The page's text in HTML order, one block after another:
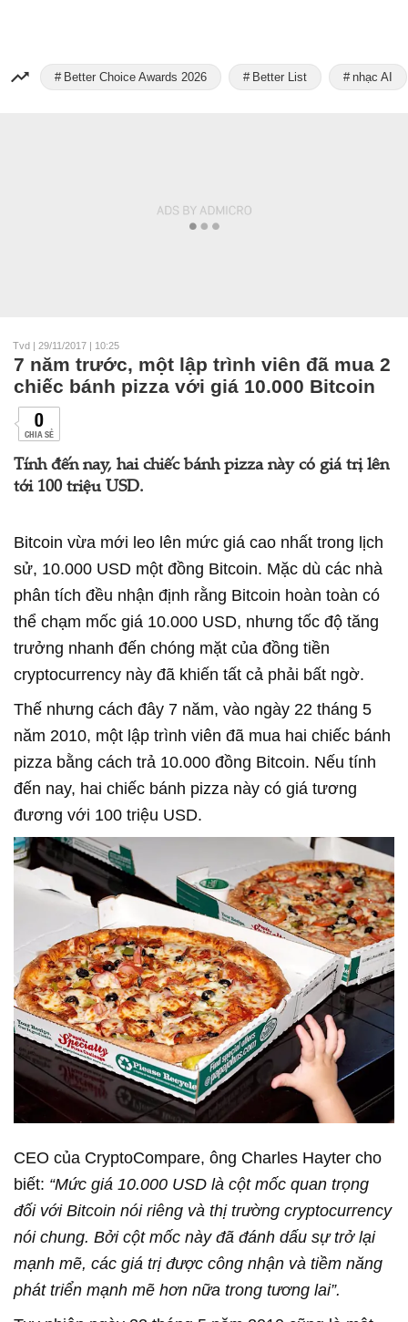
Better Choice Awards 2026 Better List nhạc AI
Tvd | 29/11/2017 | 10:25
7 năm trước, một lập trình viên đã mua 2
chiếc bánh pizza với giá 10.000 Bitcoin
0
CHIA SẺ
Tính đến nay, hai chiếc bánh pizza này có giá trị lên
tới 100 triệu USD.
Bitcoin vừa mới leo lên mức giá cao nhất trong lịch
sử, 10.000 USD một đồng Bitcoin. Mặc dù các nhà
phân tích đều nhận định rằng Bitcoin hoàn toàn có
thể chạm mốc giá 10.000 USD, nhưng tốc độ tăng
trưởng nhanh đến chóng mặt của đồng tiền
cryptocurrency này đã khiến tất cả phải bất ngờ.
Thế nhưng cách đây 7 năm, vào ngày 22 tháng 5
năm 2010, một lập trình viên đã mua hai chiếc bánh
pizza bằng cách trả 10.000 đồng Bitcoin. Nếu tính
đến nay, hai chiếc bánh pizza này có giá tương
đương với 100 triệu USD.
CEO của CryptoCompare, ông Charles Hayter cho
biết: “Mức giá 10.000 USD là cột mốc quan trọng
đối với Bitcoin nói riêng và thị trường cryptocurrency
nói chung. Bởi cột mốc này đã đánh dấu sự trở lại
mạnh mẽ, các giá trị được công nhận và tiềm năng
phát triển mạnh mẽ hơn nữa trong tương lai”.